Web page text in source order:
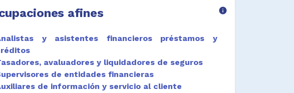
afines info
y asistentes financieros préstamos y
avaluadores y liquidadores de seguros
de entidades financieras
de información y servicio al cliente